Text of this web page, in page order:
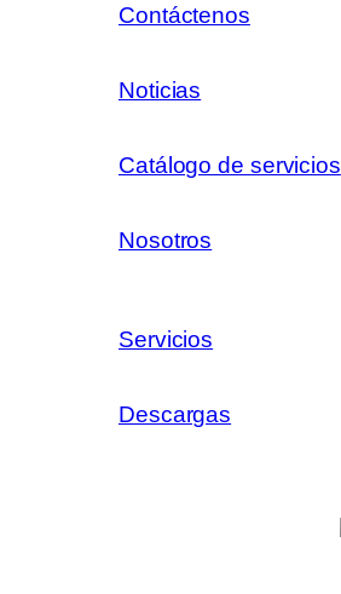
Contáctenos
Noticias
Catálogo de servicios
Nosotros
Servicios
Descargas